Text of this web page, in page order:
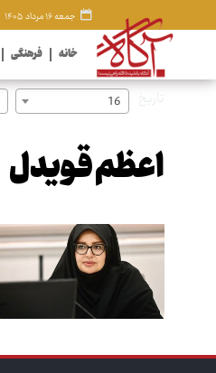
جمعه ۱۶ مرداد ۱۴۰۵
خانه فرهنگی
16
اعظم قویدل